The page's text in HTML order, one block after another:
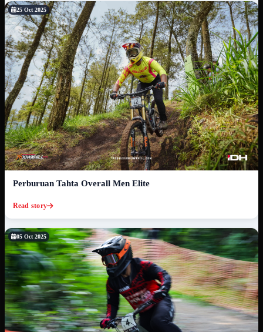
25 Oct 2025
Perburuan Tahta Overall Men Elite
Read story
05 Oct 2025